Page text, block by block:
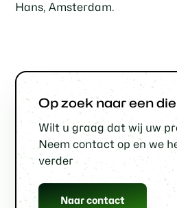
Hans, Amsterdam.
Op zoek naar een
Wilt u graag dat wij uw
Neem contact op en we
verder
Naar contact